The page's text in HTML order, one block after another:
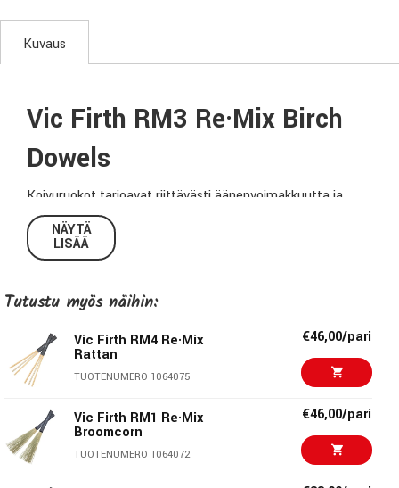
Kuvaus
Vic Firth RM3 Re·Mix Birch
Dowels
Koivuruokot tarjoavat riittävästi äänenvoimakkuutta ja
atakkia säilyttäen samalla orgaanisen soundin ja tuntuman.
RE·MIX Brushes ovat äänimaailman tutkimuksen huippu!
niitä keskenään ja näillä kapuloilla luot taatusti uusia ja
useissa eri luonnonmateriaaleissa.
Tekniset tiedot:
Materiaali (vispilä):
Kädensija:
Muovi
NÄYTÄ
LISÄÄ
Tutustu myös näihin:
Vic Firth RM4 Re·Mix
Rattan
TUOTENUMERO 1064075
€46,00/pari
Vic Firth RM1 Re·Mix
Broomcorn
TUOTENUMERO 1064072
€46,00/pari